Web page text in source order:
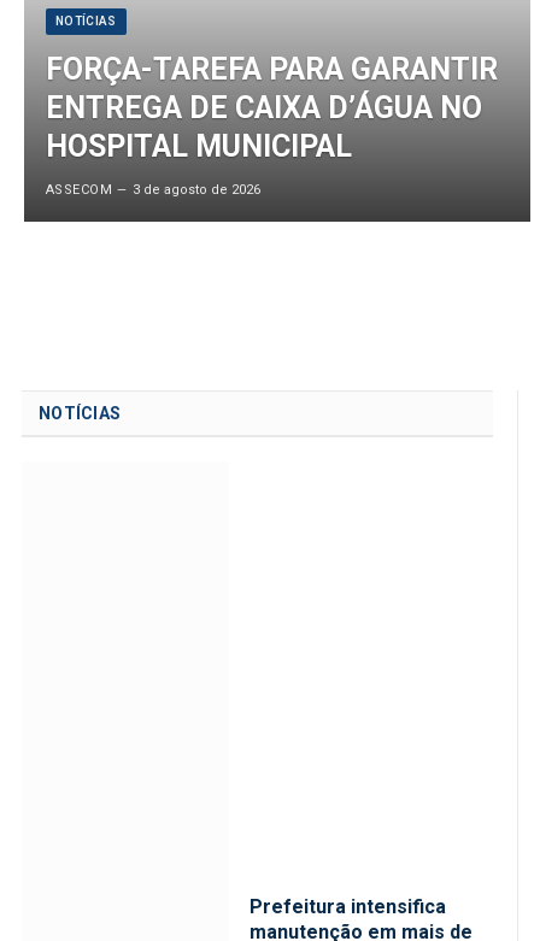
NOTÍCIAS
FORÇA-TAREFA PARA GARANTIR
ENTREGA DE CAIXA D’ÁGUA NO
HOSPITAL MUNICIPAL
ASSECOM 3 de agosto de 2026
NOTÍCIAS
Prefeitura intensifica
manutenção em mais de